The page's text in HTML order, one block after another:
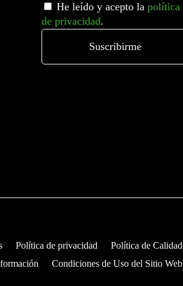
He leído y acepto la política
de privacidad.
Política de privacidad
Política de Calidad
Condiciones de Uso del Sitio Web